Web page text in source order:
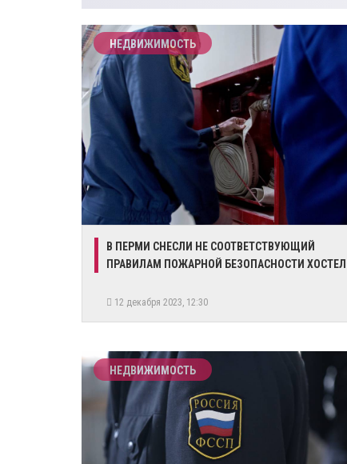
НЕДВИЖИМОСТЬ
​В ПЕРМИ СНЕСЛИ НЕ СООТВЕТСТВУЮЩИЙ
ПРАВИЛАМ ПОЖАРНОЙ БЕЗОПАСНОСТИ ХОСТЕЛ
12 декабря 2023, 12:30
НЕДВИЖИМОСТЬ